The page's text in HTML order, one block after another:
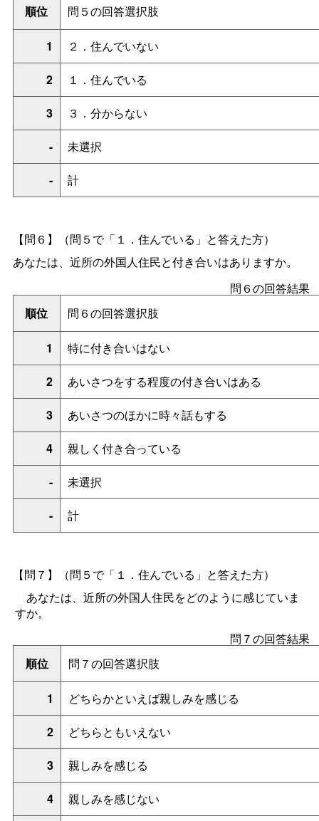
順位 問５の回答選択肢
1 ２．住んでいない
2 １．住んでいる
3 ３．分からない
- 未選択
- 計
【問６】（問５で「１．住んでいる」と答えた方）
あなたは、近所の外国人住民と付き合いはありますか。
問６の回答結果
順位
問６の回答選択肢
1 特に付き合いはない
2 あいさつをする程度の付き合いはある
3 あいさつのほかに時々話もする
4 親しく付き合っている
- 未選択
- 計
【問７】（問５で「１．住んでいる」と答えた方）
あなたは、近所の外国人住民をどのように感じていま
すか。
問７の回答結果
順位
問７の回答選択肢
1 どちらかといえば親しみを感じる
2 どちらともいえない
3 親しみを感じる
4 親しみを感じない